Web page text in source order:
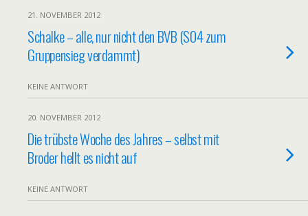
21. NOVEMBER 2012
Schalke – alle, nur nicht den BVB (S04 zum
Gruppensieg verdammt)
KEINE ANTWORT
20. NOVEMBER 2012
Die trübste Woche des Jahres – selbst mit
Broder hellt es nicht auf
KEINE ANTWORT